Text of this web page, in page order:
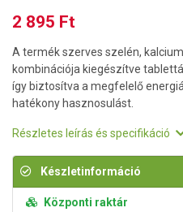
2 895 Ft
A termék szerves szelén,
kombinációja kiegészítve
így biztosítva a megfelelő
hatékony hasznosulást.
Részletes leírás és specifikáció
Készletinformáció
Központi raktár